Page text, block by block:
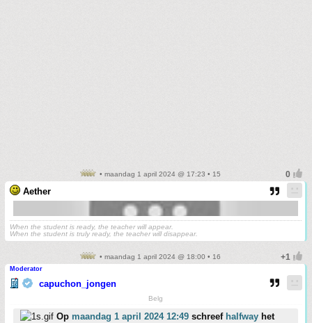
• maandag 1 april 2024 @ 17:23 • 15
Aether
When the student is ready, the teacher will appear.
When the student is truly ready, the teacher will disappear.
• maandag 1 april 2024 @ 18:00 • 16
Moderator
capuchon_jongen
Belg
Op maandag 1 april 2024 12:49 schreef halfway het